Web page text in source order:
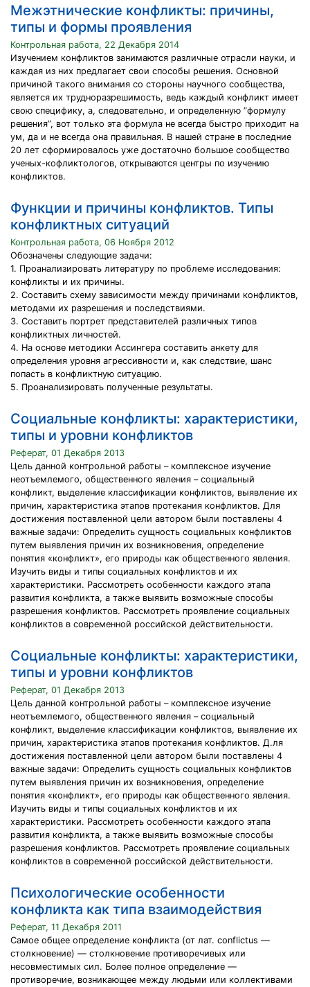
Межэтнические конфликты: причины,
типы и формы проявления
Контрольная работа, 22 Декабря 2014
Изучением конфликтов занимаются различные отрасли науки, и
каждая из них предлагает свои способы решения. Основной
причиной такого внимания со стороны научного сообщества,
является их трудноразрешимость, ведь каждый конфликт имеет
свою специфику, а, следовательно, и определенную “формулу
решения”, вот только эта формула не всегда быстро приходит на
ум, да и не всегда она правильная. В нашей стране в последние
20 лет сформировалось уже достаточно большое сообщество
ученых-кофликтологов, открываются центры по изучению
конфликтов.
Функции и причины конфликтов. Типы
конфликтных ситуаций
Контрольная работа, 06 Ноября 2012
Обозначены следующие задачи:
1. Проанализировать литературу по проблеме исследования:
конфликты и их причины.
2. Составить схему зависимости между причинами конфликтов,
методами их разрешения и последствиями.
3. Составить портрет представителей различных типов
конфликтных личностей.
4. На основе методики Ассингера составить анкету для
определения уровня агрессивности и, как следствие, шанс
попасть в конфликтную ситуацию.
5. Проанализировать полученные результаты.
Социальные конфликты: характеристики,
типы и уровни конфликтов
Реферат, 01 Декабря 2013
Цель данной контрольной работы – комплексное изучение
неотъемлемого, общественного явления – социальный
конфликт, выделение классификации конфликтов, выявление их
причин, характеристика этапов протекания конфликтов. Для
достижения поставленной цели автором были поставлены 4
важные задачи: Определить сущность социальных конфликтов
путем выявления причин их возникновения, определение
понятия «конфликт», его природы как общественного явления.
Изучить виды и типы социальных конфликтов и их
характеристики. Рассмотреть особенности каждого этапа
развития конфликта, а также выявить возможные способы
разрешения конфликтов. Рассмотреть проявление социальных
конфликтов в современной российской действительности.
Социальные конфликты: характеристики,
типы и уровни конфликтов
Реферат, 01 Декабря 2013
Цель данной контрольной работы – комплексное изучение
неотъемлемого, общественного явления – социальный
конфликт, выделение классификации конфликтов, выявление их
причин, характеристика этапов протекания конфликтов. Д.ля
достижения поставленной цели автором были поставлены 4
важные задачи: Определить сущность социальных конфликтов
путем выявления причин их возникновения, определение
понятия «конфликт», его природы как общественного явления.
Изучить виды и типы социальных конфликтов и их
характеристики. Рассмотреть особенности каждого этапа
развития конфликта, а также выявить возможные способы
разрешения конфликтов. Рассмотреть проявление социальных
конфликтов в современной российской действительности.
Психологические особенности
конфликта как типа взаимодействия
Реферат, 11 Декабря 2011
Самое общее определение конфликта (от лат. conflictus —
столкновение) — столкновение противоречивых или
несовместимых сил. Более полное определение —
противоречие, возникающее между людьми или коллективами